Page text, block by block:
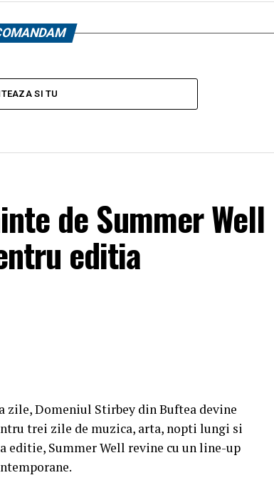
SI TU
de Summer Well
editia
zile, Domeniul Stirbey din Buftea devine
trei zile de muzica, arta, nopti lungi si
editie, Summer Well revine cu un line-up